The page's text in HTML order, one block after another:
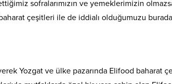
sofralarımızın ve yemeklerimizin
çeşitleri ile de iddialı olduğumuzu
Yozgat ve ülke pazarında Elifood